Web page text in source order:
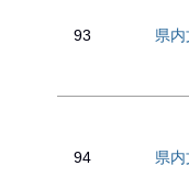
93 県
94 県